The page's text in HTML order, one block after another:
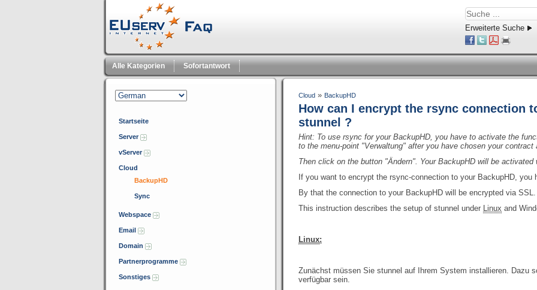
Erweiterte Suche
Alle Kategorien Sofortantwort
Startseite
Server
vServer
Cloud
BackupHD
Sync
Webspace
Email
Domain
Partnerprogramme
Sonstiges
Cloud » BackupHD
How can I encrypt the rsync connection
stunnel ?
Hint: To use rsync for your BackupHD, you have to activate the
to the menu-point "Verwaltung" after you have chosen your contract
Then click on the button "Ändern". Your BackupHD will be
If you want to encrypt the rsync-connection to your BackupHD,
By that the connection to your BackupHD will be encrypted via SSL.
This instruction describes the setup of stunnel under Linux and
Linux:
Zunächst müssen Sie stunnel auf Ihrem System installieren. Dazu
verfügbar sein.